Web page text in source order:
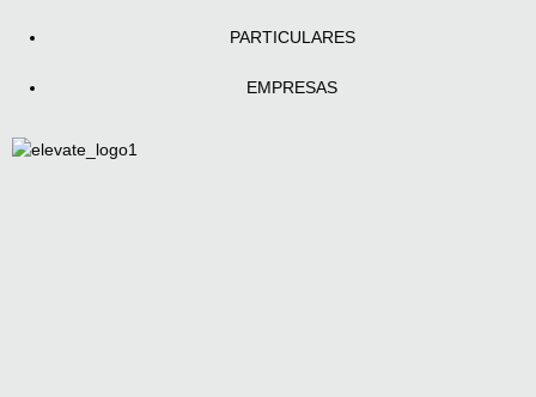
PARTICULARES
EMPRESAS